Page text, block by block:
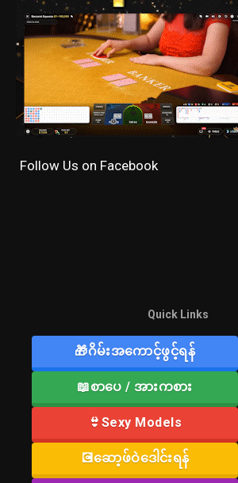
Follow Us on Facebook
Quick Links
🎁ဂိမ်းအကောင့်ဖွင့်ရန်
📖စာပေ / အားကစား
👙Sexy Models
💽ဆော့ဖ်ဝဲဒေါင်းရန်